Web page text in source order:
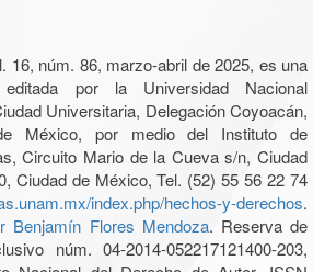
16, núm. 86, marzo-abril de 2025, es una
editada por la Universidad Nacional
Universitaria, Delegación Coyoacán,
México, por medio del Instituto de
Circuito Mario de la Cueva s/n, Ciudad
Ciudad de México, Tel. (52) 55 56 22 74
index.php/hechos-y-derechos.
Benjamín Flores Mendoza. Reserva de
núm. 04-2014-052217121400-203,